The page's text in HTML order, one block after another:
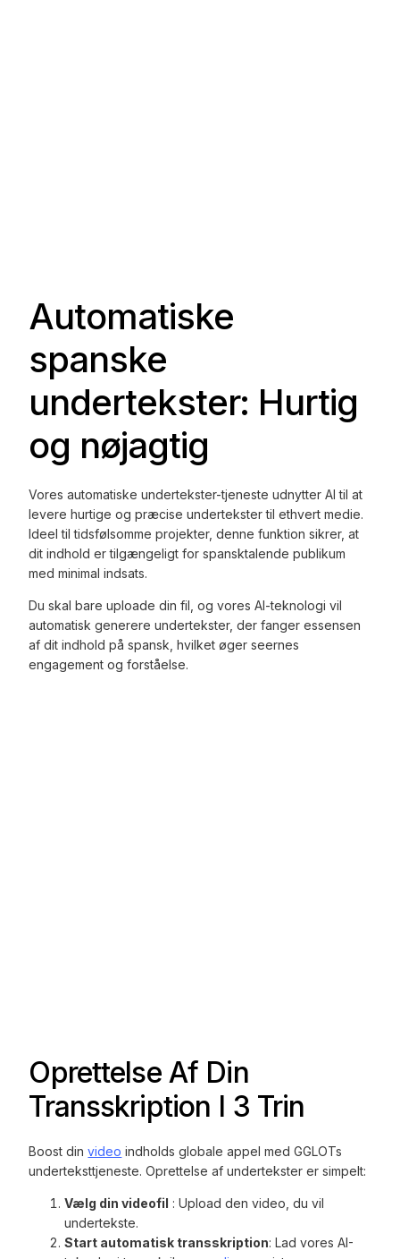
Automatiske
spanske
undertekster: Hurtig
og nøjagtig
Vores automatiske undertekster-tjeneste udnytter AI til at
levere hurtige og præcise undertekster til ethvert medie.
Ideel til tidsfølsomme projekter, denne funktion sikrer, at
dit indhold er tilgængeligt for spansktalende publikum
med minimal indsats.
Du skal bare uploade din fil, og vores AI-teknologi vil
automatisk generere undertekster, der fanger essensen
af dit indhold på spansk, hvilket øger seernes
engagement og forståelse.
Oprettelse Af Din
Transskription I 3 Trin
Boost dinvideo indholds globale appel med GGLOTs
underteksttjeneste. Oprettelse af undertekster er simpelt:
Vælg din videofil : Upload den video, du vil
undertekste.
Start automatisk transskription: Lad vores AI-